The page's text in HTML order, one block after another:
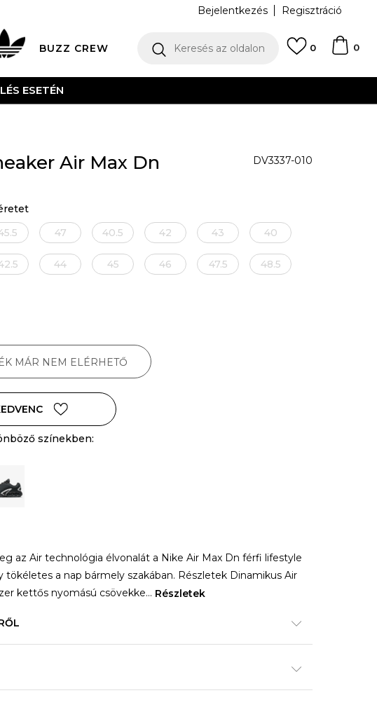
Bejelentkezés Regisztráció
BUZZ CREW Keresés az oldalon 0
0
ESETÉN
Air Max Dn DV3337-010
47 40.5 42 43 40
44 45 46 47.5 48.5
MÁR NEM ELÉRHETŐ
színekben:
az Air technológia élvonalát a Nike Air Max Dn férfi lifestyle
tökéletes a nap bármely szakában. Részletek Dinamikus Air
kettős nyomású csövekke... Részletek